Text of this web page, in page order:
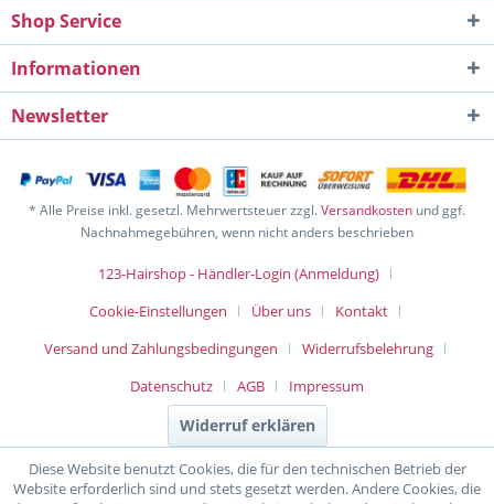
Shop Service
Informationen
Newsletter
* Alle Preise inkl. gesetzl. Mehrwertsteuer zzgl.Versandkosten und ggf.
Nachnahmegebühren, wenn nicht anders beschrieben
123-Hairshop - Händler-Login (Anmeldung)
Cookie-Einstellungen
Über uns
Kontakt
Versand und Zahlungsbedingungen
Widerrufsbelehrung
Datenschutz
AGB Impressum
Widerruf erklären
Diese Website benutzt Cookies, die für den technischen Betrieb der
Website erforderlich sind und stets gesetzt werden. Andere Cookies, die